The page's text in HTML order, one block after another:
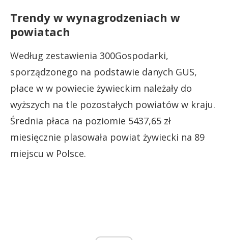
Trendy w wynagrodzeniach w
powiatach
Według zestawienia 300Gospodarki,
sporządzonego na podstawie danych GUS,
płace w w powiecie żywieckim należały do
wyższych na tle pozostałych powiatów w kraju.
Średnia płaca na poziomie 5437,65 zł
miesięcznie plasowała powiat żywiecki na 89
miejscu w Polsce.